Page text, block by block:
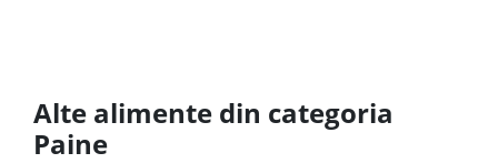
Alte alimente din categoria
Paine